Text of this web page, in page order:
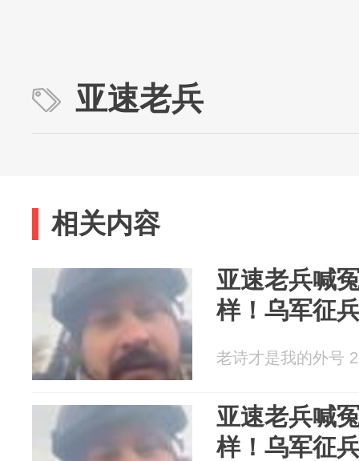
亚速老兵
相关内容
亚速老兵喊
样！乌军征
老诗才是我的外号
亚速老兵喊
样！乌军征